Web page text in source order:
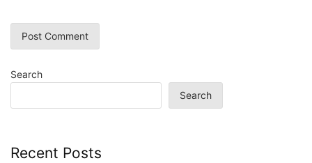
Search
Search
Recent Posts